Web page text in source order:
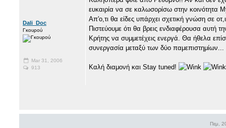
Dali_Doc
Γκουρού
Mar 31, 2006
913
ευκαιρία να σε καλωσορίσω στην κοινότητα
Απ'ο,τι θα είδες υπάρχει σχετική γνώση σε
Πιστεύουμε ότι θα βρεις ενδιαφέρουσα αυτή
Κρήτης να συμμετέχεις ενεργά. Θα ήθελα
συνεργασία μεταξύ των δύο παμεπιστημίων...
Καλή διαμονή και Stay tuned!
Πεμ,